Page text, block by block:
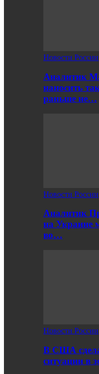
Новости России
Аналитик
наносить
раньше не…
Новости России
Аналитик
на Украине
во…
Новости России
В США
ситуации в